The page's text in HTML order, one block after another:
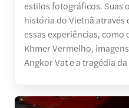
estilos fotográficos. Suas
história do Vietnã através
essas experiências,
Khmer Vermelho,
Angkor Vat e a tragédia